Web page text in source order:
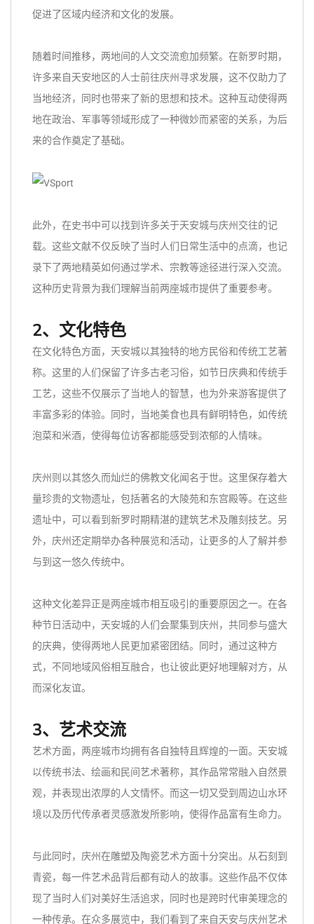
促进了区域内经济和文化的发展。
随着时间推移，两地间的人文交流愈加频繁。在新罗时期，
许多来自天安地区的人士前往庆州寻求发展，这不仅助力了
当地经济，同时也带来了新的思想和技术。这种互动使得两
地在政治、军事等领域形成了一种微妙而紧密的关系，为后
来的合作奠定了基础。
此外，在史书中可以找到许多关于天安城与庆州交往的记
载。这些文献不仅反映了当时人们日常生活中的点滴，也记
录下了两地精英如何通过学术、宗教等途径进行深入交流。
这种历史背景为我们理解当前两座城市提供了重要参考。
2、文化特色
在文化特色方面，天安城以其独特的地方民俗和传统工艺著
称。这里的人们保留了许多古老习俗，如节日庆典和传统手
工艺，这些不仅展示了当地人的智慧，也为外来游客提供了
丰富多彩的体验。同时，当地美食也具有鲜明特色，如传统
泡菜和米酒，使得每位访客都能感受到浓郁的人情味。
庆州则以其悠久而灿烂的佛教文化闻名于世。这里保存着大
量珍贵的文物遗址，包括著名的大陵苑和东宫殿等。在这些
遗址中，可以看到新罗时期精湛的建筑艺术及雕刻技艺。另
外，庆州还定期举办各种展览和活动，让更多的人了解并参
与到这一悠久传统中。
这种文化差异正是两座城市相互吸引的重要原因之一。在各
种节日活动中，天安城的人们会聚集到庆州，共同参与盛大
的庆典，使得两地人民更加紧密团结。同时，通过这种方
式，不同地域风俗相互融合，也让彼此更好地理解对方，从
而深化友谊。
3、艺术交流
艺术方面，两座城市均拥有各自独特且辉煌的一面。天安城
以传统书法、绘画和民间艺术著称，其作品常常融入自然景
观，并表现出浓厚的人文情怀。而这一切又受到周边山水环
境以及历代传承者灵感激发所影响，使得作品富有生命力。
与此同时，庆州在雕塑及陶瓷艺术方面十分突出。从石刻到
青瓷，每一件艺术品背后都有动人的故事。这些作品不仅体
现了当时人们对美好生活追求，同时也是跨时代审美理念的
一种传承。在众多展览中，我们看到了来自天安与庆州艺术